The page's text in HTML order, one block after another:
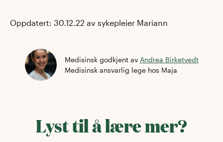
Oppdatert: 30.12.22 av sykepleier Mariann
Medisinsk godkjent av Andrea Birketvedt
Medisinsk ansvarlig legehos Maja
Lyst til å lære mer?